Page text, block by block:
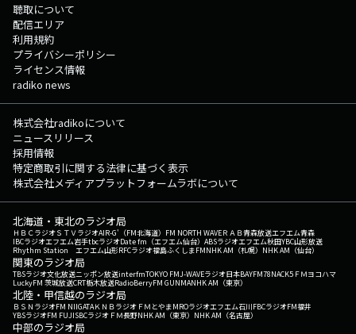
聴取について
配信エリア
利用規約
プライバシーポリシー
ライセンス情報
radiko news
株式会社radikoについて
ニュースリリース
採用情報
特定商取引に関する法律に基づく表示
株式会社メディアプラットフォームラボについて
北海道・東北のラジオ局
ＨＢＣラジオＳＴＶラジオAIR-G'（FM北海道） FM NORTH WAVEＲＡＢ青森放送エフエム青森
IBCラジオエフエム岩手tbcラジオDate fm（エフエム仙台） ABSラジオエフエム秋田YBC山形放送
Rhythm Station エフエム山形RFCラジオ福島ふくしまFMNHK AM（札幌） NHK AM（仙台）
関東のラジオ局
TBSラジオ文化放送ニッポン放送interfmTOKYO FMJ-WAVEラジオ日本BAYFM78NACK5 ＦＭヨコハマ
LuckyFM 茨城放送CRT栃木放送RadioBerryFM GUNMANHK AM（東京）
北陸・甲信越のラジオ局
ＢＳＮラジオFM NIIGATAＫＮＢラジオ ＦＭとやまMROラジオエフエム石川FBCラジオFM福井
YBSラジオFM FUJISBCラジオ ＦＭ長野NHK AM（東京） NHK AM（名古屋）
中部のラジオ局